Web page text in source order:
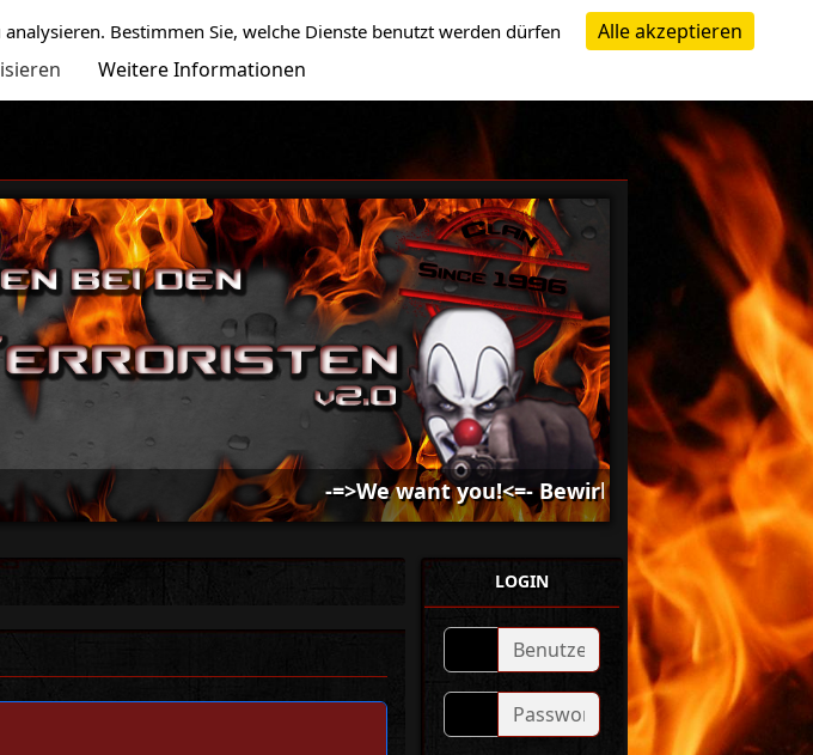
-=>We want you!<=- Bewirb dich bei uns -=>We
LOGIN
Bestimmen Sie, welche Dienste benutzt werden dürfen
Alle akzeptieren
Weitere Informationen